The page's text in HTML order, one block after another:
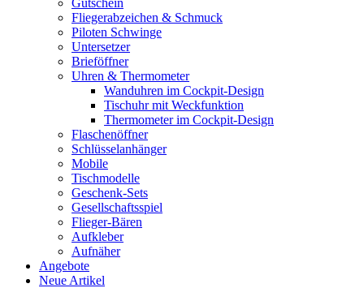
Gutschein
Fliegerabzeichen & Schmuck
Piloten Schwinge
Untersetzer
Brieföffner
Uhren & Thermometer
Wanduhren im Cockpit-Design
Tischuhr mit Weckfunktion
Thermometer im Cockpit-Design
Flaschenöffner
Schlüsselanhänger
Mobile
Tischmodelle
Geschenk-Sets
Gesellschaftsspiel
Flieger-Bären
Aufkleber
Aufnäher
Angebote
Neue Artikel